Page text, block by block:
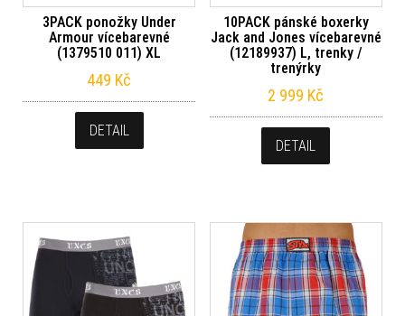
3PACK ponožky Under
Armour vícebarevné
(1379510 011) XL
449 Kč
DETAIL
10PACK pánské boxerky
Jack and Jones vícebarevné
(12189937) L, trenky /
trenýrky
2 999 Kč
DETAIL